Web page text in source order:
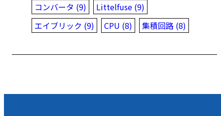
コンバータ (9)
Littelfuse (9)
エイブリック (9)
CPU (8) 集積回路 (8)